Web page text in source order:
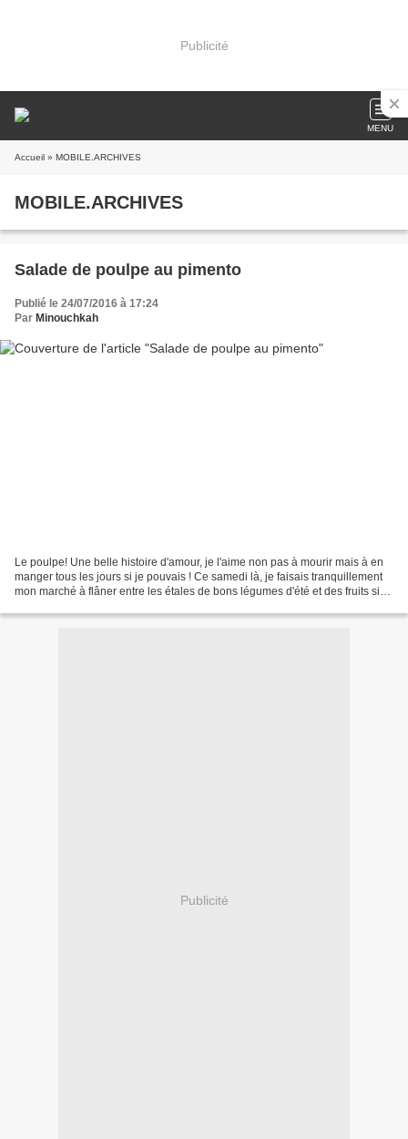
Publicité
MENU
Accueil » MOBILE.ARCHIVES
MOBILE.ARCHIVES
Salade de poulpe au pimento
Publié le 24/07/2016 à 17:24
Par Minouchkah
Le poulpe! Une belle histoire d'amour, je l'aime non pas à mourir mais à en
manger tous les jours si je pouvais ! Ce samedi là, je faisais tranquillement
mon marché à flâner entre les étales de bons légumes d'été et des fruits si
Publicité